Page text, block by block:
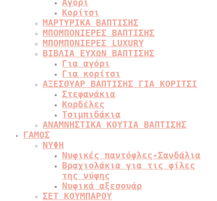
Αγόρι
Κορίτσι
ΜΑΡΤΥΡΙΚΑ ΒΑΠΤΙΣΗΣ
ΜΠΟΜΠΟΝΙΕΡΕΣ ΒΑΠΤΙΣΗΣ
ΜΠΟΜΠΟΝΙΕΡΕΣ LUXURY
ΒΙΒΛΙΑ ΕΥΧΩΝ ΒΑΠΤΙΣΗΣ
Για αγόρι
Για κορίτσι
ΑΞΕΣΟΥΑΡ ΒΑΠΤΙΣΗΣ ΓΙΑ ΚΟΡΙΤΣΙ
Στεφανάκια
Κορδέλες
Τσιμπιδάκια
ΑΝΑΜΝΗΣΤΙΚΑ ΚΟΥΤΙΑ ΒΑΠΤΙΣΗΣ
ΓΑΜΟΣ
ΝΥΦΗ
Νυφικές παντόφλες-Σανδάλια
Βραχιολάκια για τις φίλες
της νύφης
Νυφικά αξεσουάρ
ΣΕΤ ΚΟΥΜΠΑΡΟΥ